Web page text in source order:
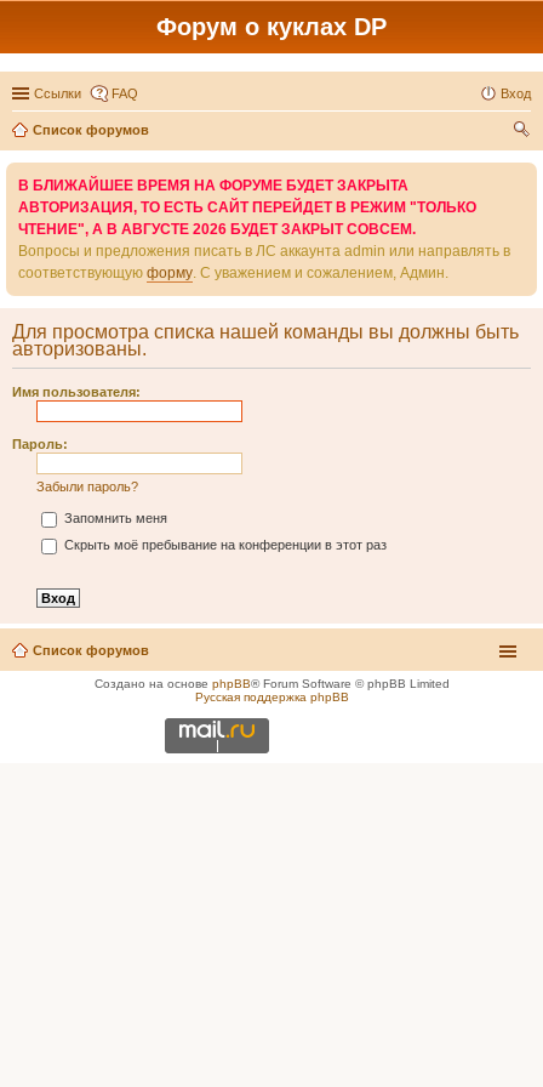
Форум о куклах DP
Ссылки FAQ Вход
Список форумов
В БЛИЖАЙШЕЕ ВРЕМЯ НА ФОРУМЕ БУДЕТ ЗАКРЫТА
АВТОРИЗАЦИЯ, ТО ЕСТЬ САЙТ ПЕРЕЙДЕТ В РЕЖИМ "ТОЛЬКО
ЧТЕНИЕ", А В АВГУСТЕ 2026 БУДЕТ ЗАКРЫТ СОВСЕМ.
Вопросы и предложения писать в ЛС аккаунта admin или направлять в
соответствующую форму. С уважением и сожалением, Админ.
Для просмотра списка нашей команды вы должны быть
авторизованы.
Имя пользователя:
Пароль:
Забыли пароль?
Запомнить меня
Скрыть моё пребывание на конференции в этот раз
Список форумов
Создано на основе phpBB® Forum Software © phpBB Limited
Русская поддержка phpBB